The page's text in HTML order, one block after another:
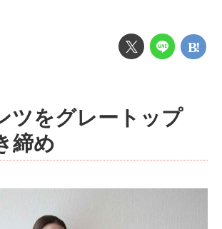
ツをグレートップ
締め